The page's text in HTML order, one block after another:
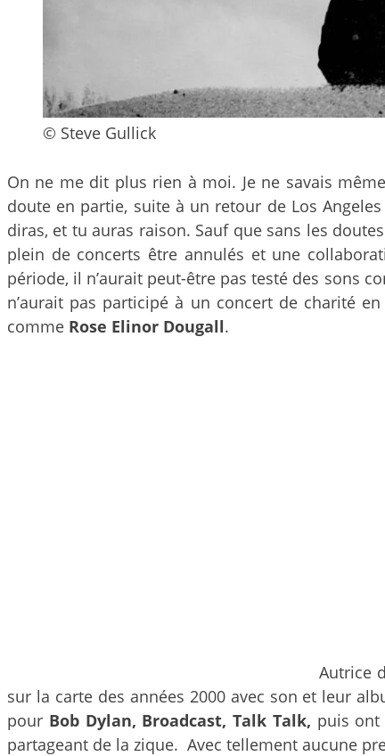
© Steve Gullick
On ne me dit plus rien à moi. Je ne savais
doute en partie, suite à un retour de Los
diras, et tu auras raison. Sauf que sans les
plein de concerts être annulés et une
période, il n’aurait peut-être pas testé des sons
n’aurait pas participé à un concert de charité
comme Rose Elinor Dougall.
Autrice
sur la carte des années 2000 avec son et leur
pour Bob Dylan, Broadcast, Talk Talk, puis ont
partageant de la zique. Avec tellement aucune